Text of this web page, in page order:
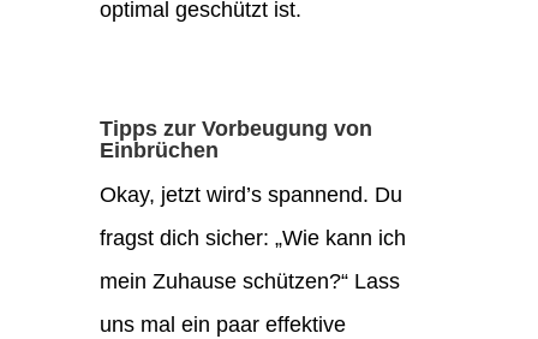
optimal geschützt ist.
Tipps zur Vorbeugung von
Einbrüchen
Okay, jetzt wird’s spannend. Du
fragst dich sicher: „Wie kann ich
mein Zuhause schützen?“ Lass
uns mal ein paar effektive